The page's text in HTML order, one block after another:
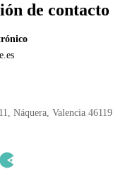
de contacto
Náquera, Valencia 46119
servicio
de contacto